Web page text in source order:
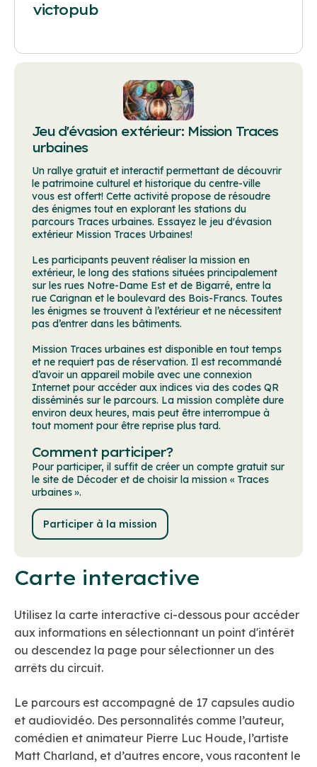
victopub
Jeu d'évasion extérieur: Mission Traces
urbaines
Un rallye gratuit et interactif permettant de découvrir
le patrimoine culturel et historique du centre-ville
vous est offert! Cette activité propose de résoudre
des énigmes tout en explorant les stations du
parcours Traces urbaines. Essayez le jeu d'évasion
extérieur Mission Traces Urbaines!
Les participants peuvent réaliser la mission en
extérieur, le long des stations situées principalement
sur les rues Notre-Dame Est et de Bigarré, entre la
rue Carignan et le boulevard des Bois-Francs. Toutes
les énigmes se trouvent à l’extérieur et ne nécessitent
pas d’entrer dans les bâtiments.
Mission Traces urbaines est disponible en tout temps
et ne requiert pas de réservation. Il est recommandé
d’avoir un appareil mobile avec une connexion
Internet pour accéder aux indices via des codes QR
disséminés sur le parcours. La mission complète dure
environ deux heures, mais peut être interrompue à
tout moment pour être reprise plus tard.
Comment participer?
Pour participer, il suffit de créer un compte gratuit sur
le site de Décoder et de choisir la mission « Traces
urbaines ».
Participer à la mission
Carte interactive
Utilisez la carte interactive ci-dessous pour accéder
aux informations en sélectionnant un point d'intérêt
ou descendez la page pour sélectionner un des
arrêts du circuit.
Le parcours est accompagné de 17 capsules audio
et audiovidéo. Des personnalités comme l’auteur,
comédien et animateur Pierre Luc Houde, l’artiste
Matt Charland, et d’autres encore, vous racontent le